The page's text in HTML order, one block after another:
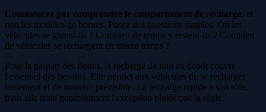
Commencez par comprendre le comportement de recharge, et
non les modèles de bornes. Posez des questions simples. Où les
véhicules se garent-ils ? Combien de temps y restent-ils ? Combien
de véhicules se rechargent en même temps ?
Pour la plupart des flottes, la recharge de nuit au dépôt couvre
l'essentiel des besoins. Elle permet aux véhicules de se recharger
lentement et de manière prévisible. La recharge rapide a son rôle,
mais elle reste généralement l'exception plutôt que la règle.